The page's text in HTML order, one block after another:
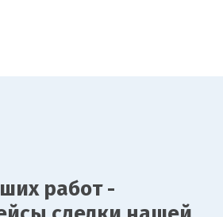
работ -